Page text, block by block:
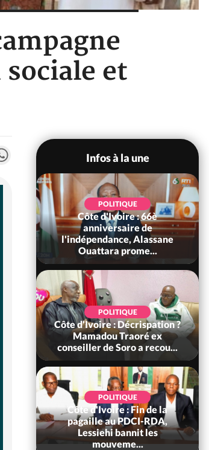
et
WhatsApp
Infos à la une
POLITIQUE
Côte d'Ivoire : 66è
anniversaire de
l'indépendance, Alassane
Ouattara prome...
POLITIQUE
Côte d'Ivoire : Décrispation ?
Mamadou Traoré ex
conseiller de Soro a recou...
POLITIQUE
Côte d'Ivoire : Fin de la
pagaille au PDCI-RDA,
Lessiehi bannit les
mouveme...